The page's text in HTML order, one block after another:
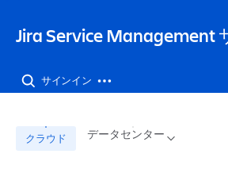
Jira Service Management
サインイン
クラウド データセンター